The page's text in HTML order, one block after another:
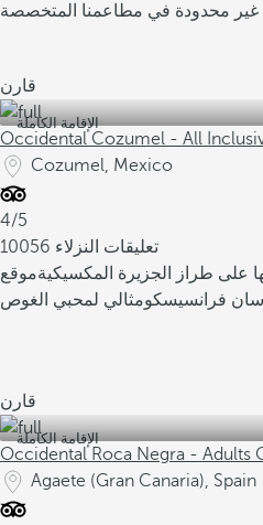
غير محدودة في مطاعمنا المتخصصة
قارن
الإقامة الكاملة
Occidental Cozumel - All
Cozumel, Mexico
4/5
10056 تعليقات النزلاء
على طراز الجزيرة المكسيكيةموقع
فرانسيسكومثالي لمحبي الغوص
قارن
الإقامة الكاملة
Occidental Roca Negra - Adults
Agaete (Gran Canaria), Spain